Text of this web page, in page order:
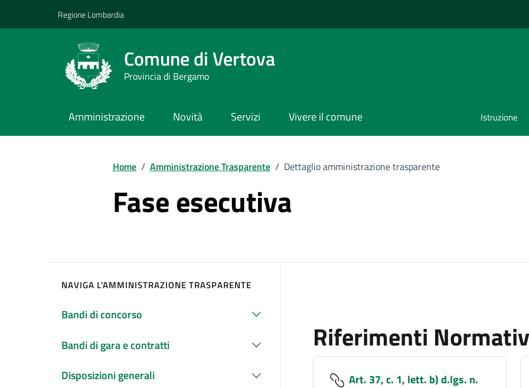
Regione Lombardia
Comune di Vertova
Provincia di Bergamo
Amministrazione Novità Servizi Vivere il comune Istruzione
Home / Amministrazione Trasparente / Dettaglio amministrazione trasparente
Fase esecutiva
NAVIGA L'AMMINISTRAZIONE TRASPARENTE
Bandi di concorso
Bandi di gara e contratti
Disposizioni generali
Riferimenti
Art. 37, c. 1, lett. b) d.lgs. n.